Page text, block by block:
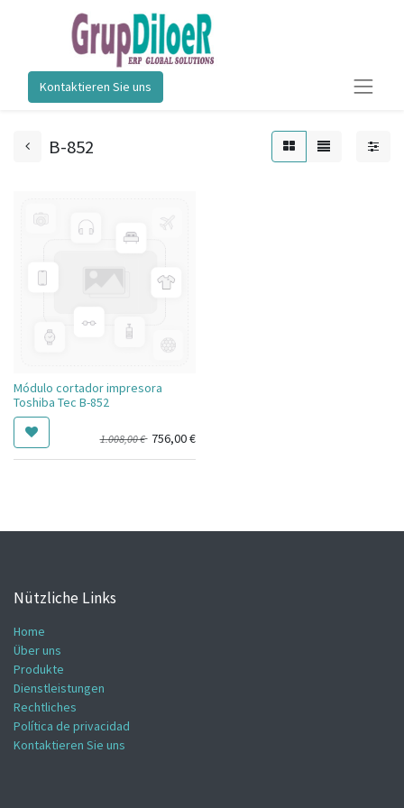
Kontaktieren Sie uns
B-852
Módulo cortador impresora
Toshiba Tec B-852
1.008,00€ 756,00€
Nützliche Links
Home
Über uns
Produkte
Dienstleistungen
Rechtliches
Política de privacidad
Kontaktieren Sie uns